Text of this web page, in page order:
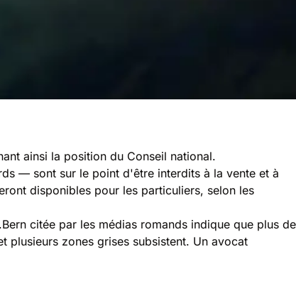
ainsi la position du Conseil national.
— sont sur le point d'être interdits à la vente et à
disponibles pour les particuliers, selon les
citée par les médias romands indique que plus de
zones grises subsistent. Un avocat